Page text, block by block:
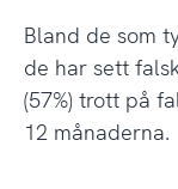
Bland de som
de har sett
(57%) trott på
12 månaderna.